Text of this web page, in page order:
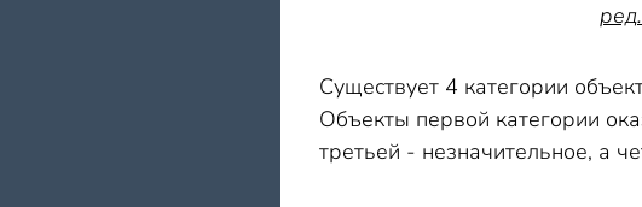
Существует 4 категории
Объекты первой категории
третьей - незначительное, а